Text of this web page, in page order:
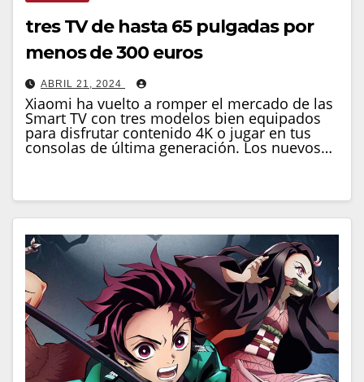
tres TV de hasta 65 pulgadas por
menos de 300 euros
ABRIL 21, 2024
Xiaomi ha vuelto a romper el mercado de las
Smart TV con tres modelos bien equipados
para disfrutar contenido 4K o jugar en tus
consolas de última generación. Los nuevos…